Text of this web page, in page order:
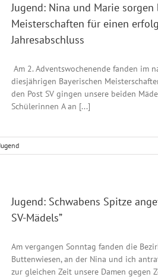
Jugend: Nina und Marie
Meisterschaften für einen
Jahresabschluss
Am 2. Adventswochenende fanden im
diesjährigen Bayerischen
den Post SV gingen unsere beiden
Schülerinnen A an [...]
Jugend: Schwabens Spitze
SV-Mädels”
Am vergangen Sonntag fanden die
Buttenwiesen, an der Nina und ich
zur gleichen Zeit unsere Damen gegen